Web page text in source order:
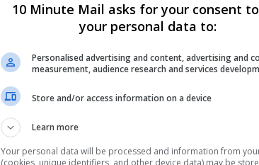
10 Minute Mail asks for your consent
your personal data to:
Personalised advertising and content, advertising and
measurement, audience research and services
Store and/or access information on a device
Learn more
Your personal data will be processed and information from
(cookies, unique identifiers, and other device data) may be